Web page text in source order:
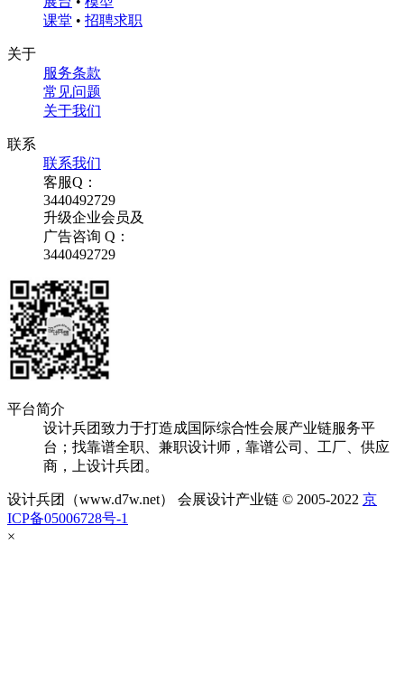
课堂 • 招聘求职
关于
服务条款
常见问题
关于我们
联系
联系我们
客服Q：
3440492729
升级企业会员及
广告咨询 Q：
3440492729
平台简介
设计兵团致力于打造成国际综合性会展产业链服务平
台；找靠谱全职、兼职设计师，靠谱公司、工厂、供应
商，上设计兵团。
设计兵团（www.d7w.net） 会展设计产业链 © 2005-2022 京
ICP备05006728号-1
×